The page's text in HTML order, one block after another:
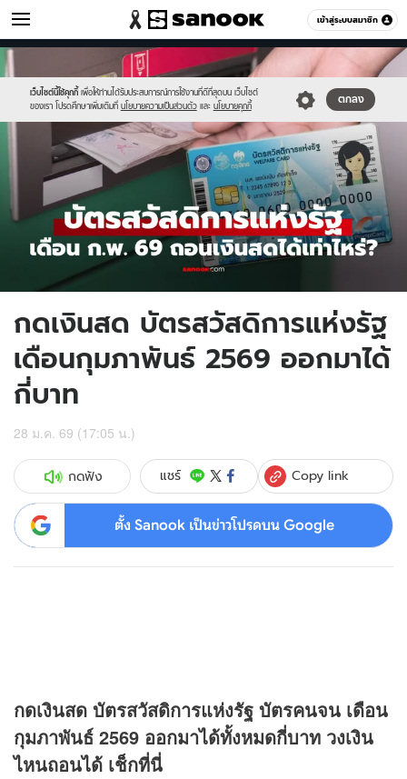
เข้าสู่ระบบสมาชิก
เศรษฐกิจ หมวดอื่นๆ
เว็บไซต์นี้ใช้คุกกี้ เพื่อให้ท่านได้รับประสบการณ์การใช้งานที่ดีที่สุดบน เว็บไซต์
ของเรา โปรดศึกษาเพิ่มเติมที่ นโยบายความเป็นส่วนตัว และ นโยบายคุกกี้
ตกลง
//s.isanook.com/sr/0/images/logo-
new-
sanook.png
//s.isanook.com/mn/0/ud/189/946928/card(12).jpg
กดเงินสด บัตรสวัสดิการแห่งรัฐ
เดือนกุมภาพันธ์ 2569 ออกมาได้
กี่บาท
28 ม.ค. 69 (17:05 น.)
กดฟัง แชร์ Copy link
ตั้ง Sanook เป็นข่าวโปรดบน Google
กดเงินสด บัตรสวัสดิการแห่งรัฐ บัตรคนจน เดือน
กุมภาพันธ์ 2569 ออกมาได้ทั้งหมดกี่บาท วงเงิน
ไหนถอนได้ เช็กที่นี่